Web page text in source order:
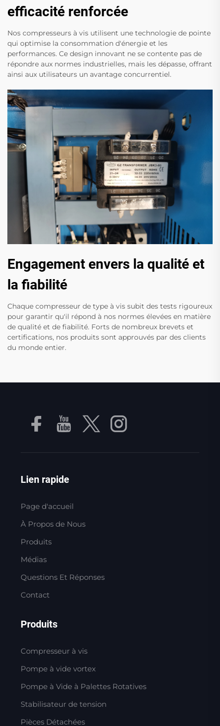
efficacité renforcée
Nos compresseurs à vis utilisent une technologie de pointe
qui optimise la consommation d'énergie et les
performances. Ce design innovant ne se contente pas de
répondre aux normes industrielles, mais les dépasse, offrant
ainsi aux utilisateurs un avantage concurrentiel.
Engagement envers la qualité et
la fiabilité
Chaque compresseur de type à vis subit des tests rigoureux
pour garantir qu'il répond à nos normes élevées en matière
de qualité et de fiabilité. Forts de nombreux brevets et
certifications, nos produits sont approuvés par des clients
du monde entier.
Lien rapide
Page d'accueil
À Propos de Nous
Produits
Médias
Questions Et Réponses
Contact
Produits
Compresseur à vis
Pompe à vide vortex
Pompe à Vide à Palettes Rotatives
Stabilisateur de tension
Pièces Détachées